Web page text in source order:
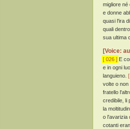
migliore né
e donne
quasi l'ira
quali
sua ultima
[Voice:
[ 026 ] E
e in ogni
languieno.
volte o non
fratello
credibile, li
la
o l'avarizia
cotanti